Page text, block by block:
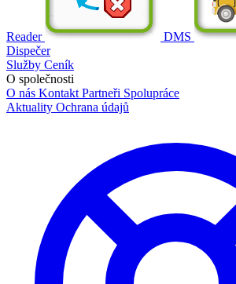
Reader
DMS
Dispečer
Služby Ceník
O společnosti
O nás Kontakt Partneři Spolupráce
Aktuality Ochrana údajů